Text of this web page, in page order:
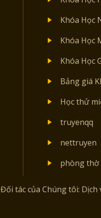
Khóa Học
Khóa Học
Khóa Học
Bảng giá
Học thử
truyenqq
nettruyen
phòng thờ
Đối tác của Chúng tôi: Dịch